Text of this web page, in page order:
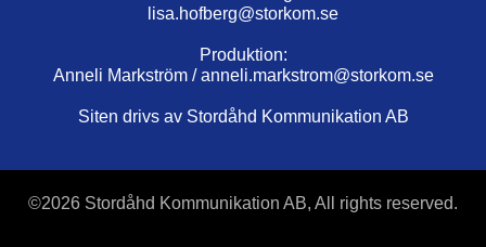
lisa.hofberg@storkom.se
Produktion:
Anneli Markström /anneli.markstrom@storkom.se
Siten drivs av Stordåhd Kommunikation AB
©2026 Stordåhd Kommunikation AB, All rights reserved.